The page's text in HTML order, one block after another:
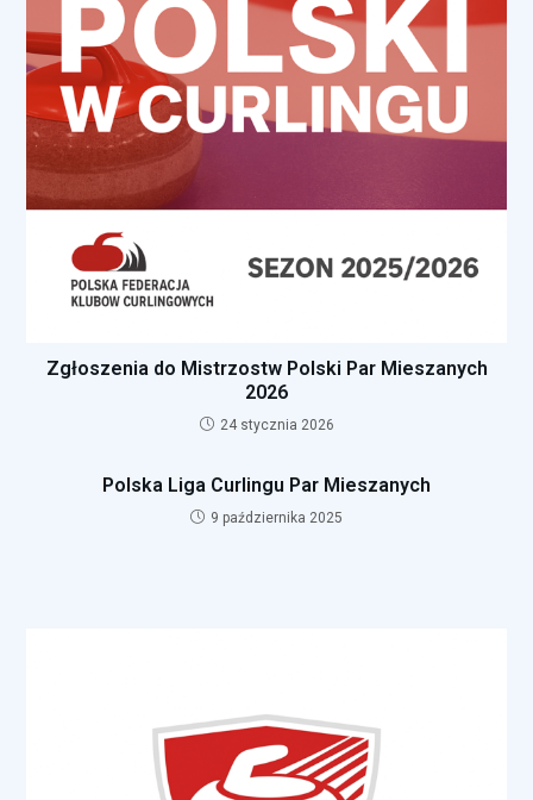
Zgłoszenia do Mistrzostw Polski Par Mieszanych
2026
24 stycznia 2026
Polska Liga Curlingu Par Mieszanych
9 października 2025